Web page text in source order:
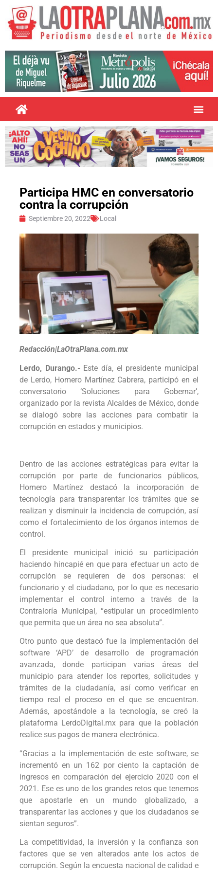
Participa HMC en conversatorio
contra la corrupción
Septiembre 20, 2022 Local
Redacción|LaOtraPlana.com.mx
Lerdo, Durango.-Este día, el presidente municipal
de Lerdo, Homero Martínez Cabrera, participó en el
conversatorio ‘Soluciones para Gobernar’,
organizado por la revista Alcaldes de México, donde
se dialogó sobre las acciones para combatir la
corrupción en estados y municipios.
Dentro de las acciones estratégicas para evitar la
corrupción por parte de funcionarios públicos,
Homero Martínez destacó la incorporación de
tecnología para transparentar los trámites que se
realizan y disminuir la incidencia de corrupción, así
como el fortalecimiento de los órganos internos de
control.
El presidente municipal inició su participación
haciendo hincapié en que para efectuar un acto de
corrupción se requieren de dos personas: el
funcionario y el ciudadano, por lo que es necesario
implementar el control interno a través de la
Contraloría Municipal, “estipular un procedimiento
que permita que un área no sea absoluta”.
Otro punto que destacó fue la implementación del
software ‘APD’ de desarrollo de programación
avanzada, donde participan varias áreas del
municipio para atender los reportes, solicitudes y
trámites de la ciudadanía, así como verificar en
tiempo real el proceso en el que se encuentran.
Además, apostándole a la tecnología, se creó la
plataforma LerdoDigital.mx para que la población
realice sus pagos de manera electrónica.
“Gracias a la implementación de este software, se
incrementó en un 162 por ciento la captación de
ingresos en comparación del ejercicio 2020 con el
2021. Ese es uno de los grandes retos que tenemos
que apostarle en un mundo globalizado, a
transparentar las acciones y que los ciudadanos se
sientan seguros”.
La competitividad, la inversión y la confianza son
factores que se ven alterados ante los actos de
corrupción. Según la encuesta nacional de calidad e